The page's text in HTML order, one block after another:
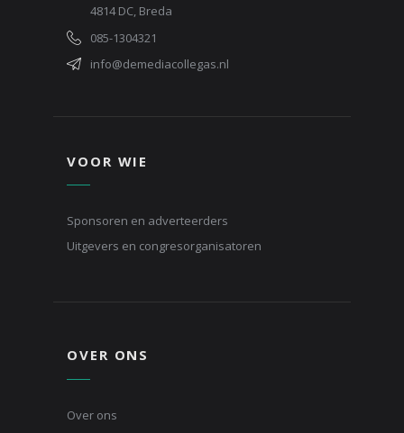
4814 DC, Breda
085-1304321
info@demediacollegas.nl
VOOR WIE
Sponsoren en adverteerders
Uitgevers en congresorganisatoren
OVER ONS
Over ons